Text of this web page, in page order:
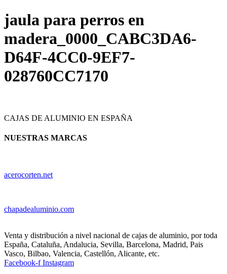
jaula para perros en
madera_0000_CABC3DA6-
D64F-4CC0-9EF7-
028760CC7170
CAJAS DE ALUMINIO EN ESPAÑA
NUESTRAS MARCAS
acerocorten.net
chapadealuminio.com
Venta y distribución a nivel nacional de cajas de aluminio, por toda
España, Cataluña, Andalucia, Sevilla, Barcelona, Madrid, Pais
Vasco, Bilbao, Valencia, Castellón, Alicante, etc.
Facebook-f Instagram